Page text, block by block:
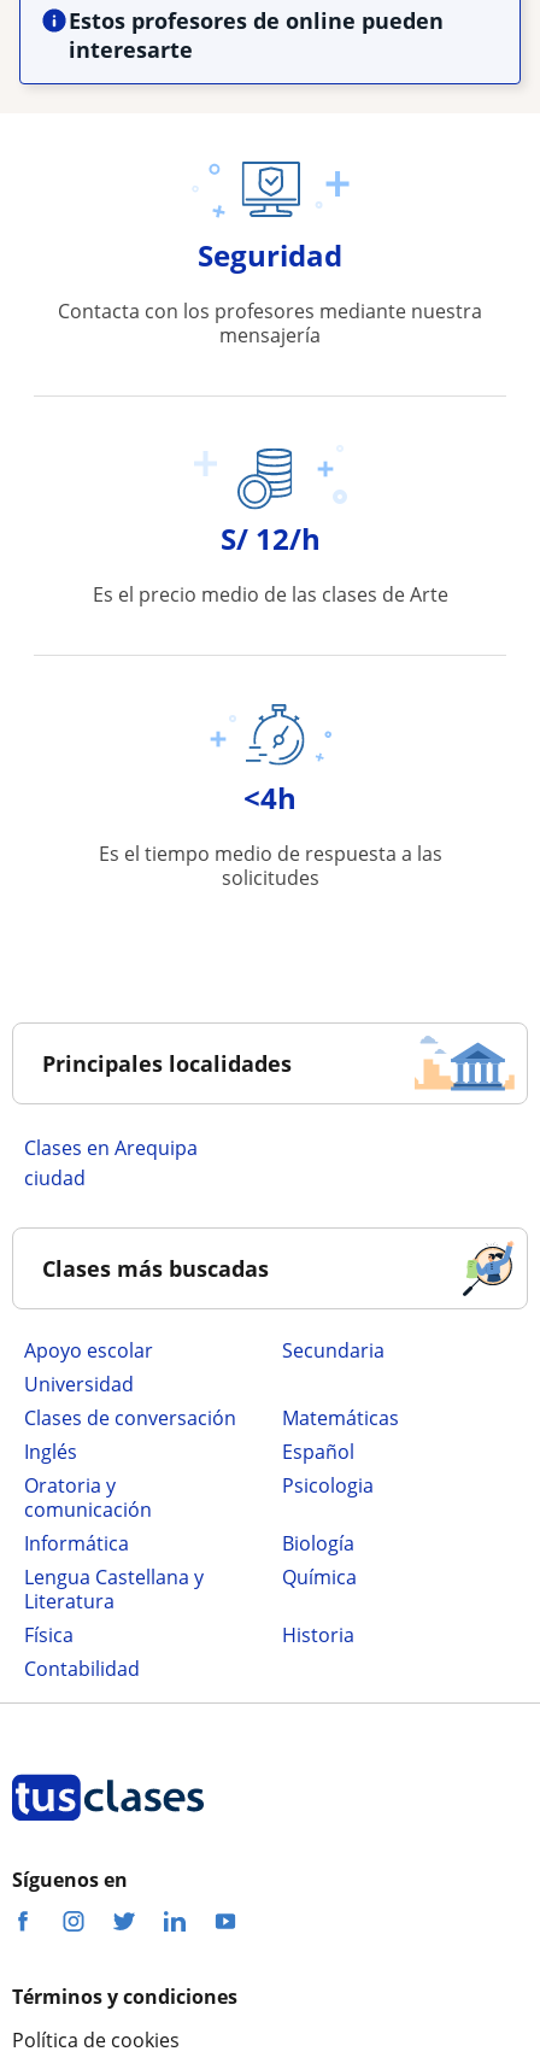
Estos profesores de online pueden
interesarte
Seguridad
Contacta con los profesores mediante nuestra
mensajería
S/ 12/h
Es el precio medio de las clases de Arte
<4h
Es el tiempo medio de respuesta a las
solicitudes
Principales localidades
Clases en Arequipa
ciudad
Clases más buscadas
Apoyo escolar
secundaria
Universidad
Clases de conversación
Matemáticas
Inglés
Español
Oratoria y
comunicación
Psicologia
Informática
Biología
Lengua Castellana y
Literatura
Química
Física
Historia
Contabilidad
Síguenos en
Términos y condiciones
Política de cookies